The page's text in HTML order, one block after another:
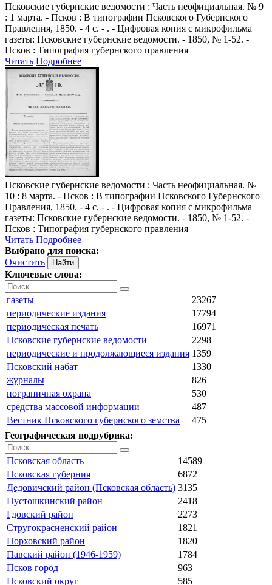
Псковские губернские ведомости : Часть неофициальная. № 9
: 1 марта. - Псков : В типографии Псковского Губернского
Правления, 1850. - 4 с. - . - Цифровая копия с микрофильма
газеты: Псковские губернские ведомости. - 1850, № 1-52. -
Псков : Типография губернского правления
Читать Подробнее
Псковские губернские ведомости : Часть неофициальная. №
10 : 8 марта. - Псков : В типографии Псковского Губернского
Правления, 1850. - 4 с. - . - Цифровая копия с микрофильма
газеты: Псковские губернские ведомости. - 1850, № 1-52. -
Псков : Типография губернского правления
Читать Подробнее
Выбрано для поиска:
Очистить
Ключевые слова:
газеты
23267
периодические издания
17794
периодическая печать
16971
Псковские губернские ведомости
2298
периодические и продолжающиеся издания 1359
Псковский набат
1330
журналы
826
пограничная охрана
530
средства массовой информации
487
Вестник Псковского губернского земства
475
Географическая подрубрика:
Псковская область
14589
Псковская губерния
6872
Дедовичский район (Псковская область) 3135
Пустошкинский район
2418
Гдовский район
2273
Стругокрасненский район
1821
Порховский район
1820
Павский район (1946-1959)
1784
Псков город
963
Псковский округ
585